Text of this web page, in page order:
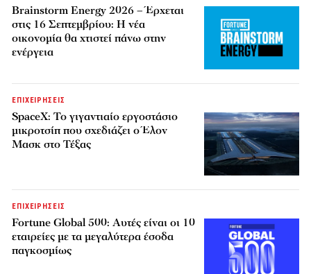
Brainstorm Energy 2026 – Έρχεται
στις 16 Σεπτεμβρίου: Η νέα
οικονομία θα χτιστεί πάνω στην
ενέργεια
ΕΠΙΧΕΙΡΗΣΕΙΣ
SpaceX: Το γιγαντιαίο εργοστάσιο
μικροτσίπ που σχεδιάζει ο Έλον
Μασκ στο Τέξας
ΕΠΙΧΕΙΡΗΣΕΙΣ
Fortune Global 500: Αυτές είναι οι 10
εταιρείες με τα μεγαλύτερα έσοδα
παγκοσμίως